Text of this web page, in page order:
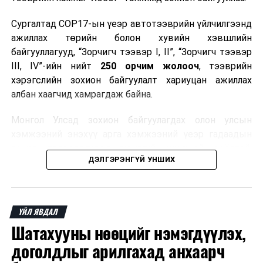
Германы прокурорууд “Умардын урсгал”-ын
халдлагыг Украины тал захиалсан гэж үзжээ
Сургалтад COP17-ын үеэр автотээврийн үйлчилгээнд
ажиллах төрийн болон хувийн хэвшлийн
байгууллагууд, “Зорчигч тээвэр I, II”, “Зорчигч тээвэр
III, IV”-ийн нийт 250 орчим жолооч, тээврийн
хэрэгслийн зохион байгуулалт хариуцан ажиллах
албан хаагчид хамрагдаж байна.
Монгол Улсад зохион байгуулагдах олон улсын
зочид, төлөөлөгчдөд аюулгүй, шуурхай, соёлтой,
мэргэжлийн түвшинд тээврийн үйлчилгээ үзүүлэх
зохион байгуулалтын онцлог, зочид, төлөөлөгчдийн
ангилал, үйлчилгээний стандарт, жолооч нарын үүрэг
хариуцлага, сахилга бат, үйлчилгээний соёл, ёс зүй,
мэргэжлийн харилцааны талаар нэгдсэн мэдээлэл
ДЭЛГЭРЭНГҮЙ УНШИХ
ҮЙЛ ЯВДАЛ
Шатахууны нөөцийг нэмэгдүүлэх,
доголдлыг арилгахад анхаарч